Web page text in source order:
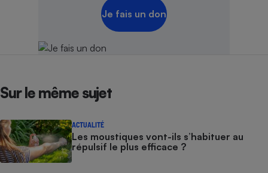
Je fais un don
Sur le même sujet
ACTUALITÉ
Les moustiques vont-ils s’habituer au
répulsif le plus efficace ?